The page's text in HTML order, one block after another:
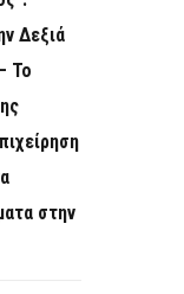
Δεξιά
Το
στην